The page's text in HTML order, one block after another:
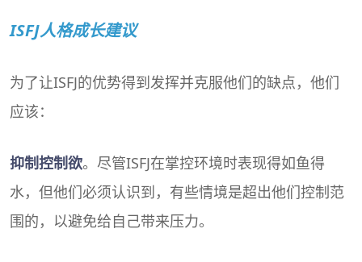
ISFJ人格成长建议
为了让ISFJ的优势得到发挥并克服他们的缺点，他们
应该：
抑制控制欲。尽管ISFJ在掌控环境时表现得如鱼得
水，但他们必须认识到，有些情境是超出他们控制范
围的，以避免给自己带来压力。